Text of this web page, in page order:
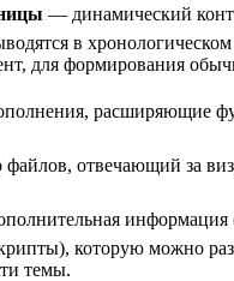
— динамический
в
для формирования
расширяющие
отвечающий за
информация
которую можно
темы.